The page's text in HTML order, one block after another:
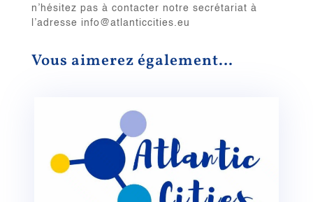
n’hésitez pas à contacter notre secrétariat à
l’adresse info@atlanticcities.eu
Vous aimerez également…